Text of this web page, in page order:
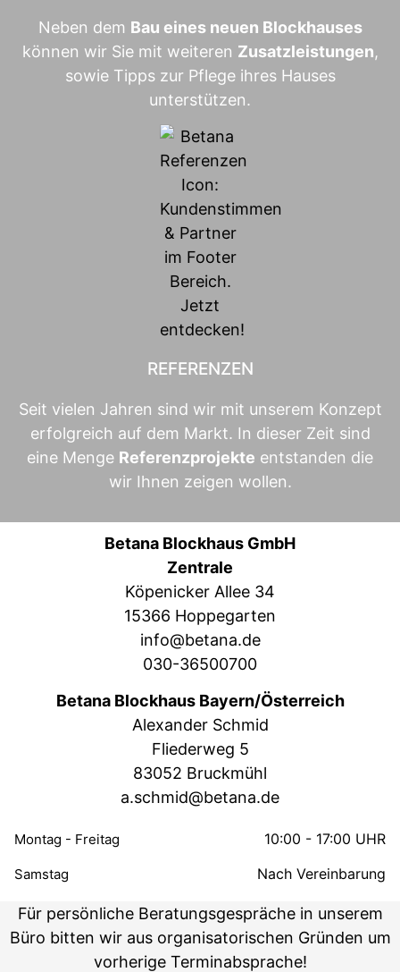
Neben dem Bau eines neuen Blockhauses
können wir Sie mit weiteren Zusatzleistungen,
sowie Tipps zur Pflege ihres Hauses
unterstützen.
REFERENZEN
Seit vielen Jahren sind wir mit unserem Konzept
erfolgreich auf dem Markt. In dieser Zeit sind
eine Menge Referenzprojekte entstanden die
wir Ihnen zeigen wollen.
Betana Blockhaus GmbH
Zentrale
Köpenicker Allee 34
15366 Hoppegarten
info@betana.de
030-36500700
Betana Blockhaus Bayern/Österreich
Alexander Schmid
Fliederweg 5
83052 Bruckmühl
a.schmid@betana.de
Montag - Freitag 10:00 - 17:00 UHR
Samstag Nach Vereinbarung
Für persönliche Beratungsgespräche in unserem
Büro bitten wir aus organisatorischen Gründen um
vorherige Terminabsprache!